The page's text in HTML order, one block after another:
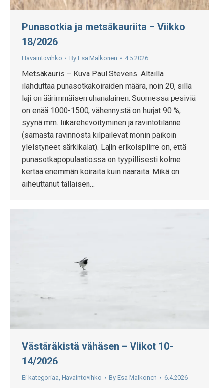
Punasotkia ja metsäkauriita – Viikko
18/2026
Havaintovihko By Esa Malkonen 4.5.2026
Metsäkauris – Kuva Paul Stevens. Altailla
ilahduttaa punasotkakoiraiden määrä, noin 20, sillä
laji on äärimmäisen uhanalainen. Suomessa pesiviä
on enää 1000-1500, vähennystä on hurjat 90 %,
syynä mm. liikarehevöityminen ja ravintotilanne
(samasta ravinnosta kilpailevat monin paikoin
yleistyneet särkikalat). Lajin erikoispiirre on, että
punasotkapopulaatiossa on tyypillisesti kolme
kertaa enemmän koiraita kuin naaraita. Mikä on
aiheuttanut tällaisen…
Västäräkistä vähäsen – Viikot 10-
14/2026
Ei kategoriaa, Havaintovihko By Esa Malkonen 6.4.2026